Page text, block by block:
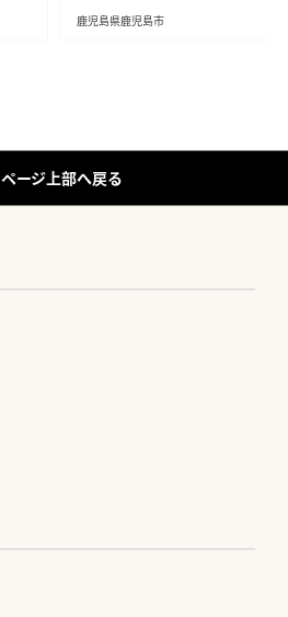
鹿児島県鹿児島市
ページ上部へ戻る